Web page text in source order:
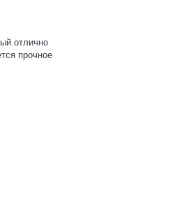
отлично
прочное